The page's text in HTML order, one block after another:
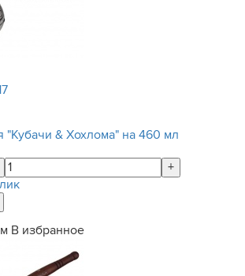
"Кубачи & Хохлома" на 460 мл
+
В избранное